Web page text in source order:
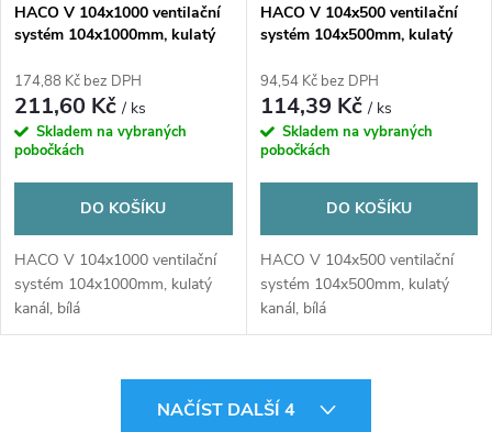
HACO V 104x1000 ventilační
systém 104x1000mm, kulatý
174,88 Kč bez DPH
211,60 Kč/ ks
Skladem na vybraných
pobočkách
DO KOŠÍKU
HACO V 104x1000 ventilační
systém 104x1000mm, kulatý
kanál, bílá
HACO V 104x500 ventilační
systém 104x500mm, kulatý
94,54 Kč bez DPH
114,39 Kč/ ks
Skladem na vybraných
pobočkách
DO KOŠÍKU
HACO V 104x500 ventilační
systém 104x500mm, kulatý
kanál, bílá
NAČÍST DALŠÍ 4